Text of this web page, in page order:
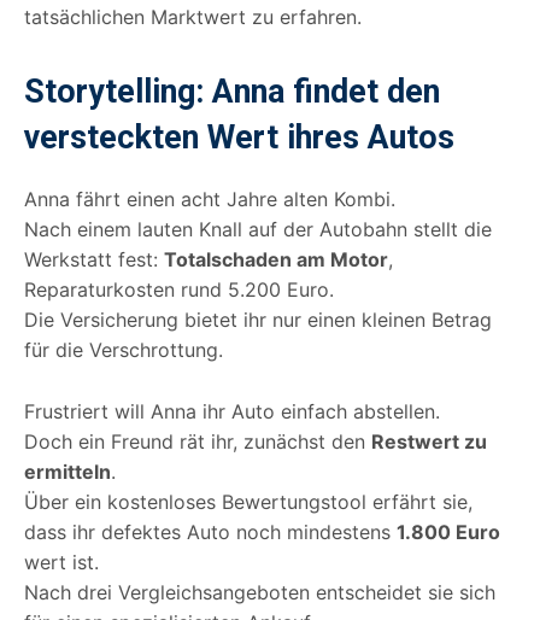
tatsächlichen Marktwert zu erfahren.
Storytelling: Anna findet den
versteckten Wert ihres Autos
Anna fährt einen acht Jahre alten Kombi.
Nach einem lauten Knall auf der Autobahn stellt die
Werkstatt fest: Totalschaden am Motor,
Reparaturkosten rund 5.200 Euro.
Die Versicherung bietet ihr nur einen kleinen Betrag
für die Verschrottung.
Frustriert will Anna ihr Auto einfach abstellen.
Doch ein Freund rät ihr, zunächst den Restwert zu
ermitteln.
Über ein kostenloses Bewertungstool erfährt sie,
dass ihr defektes Auto noch mindestens 1.800 Euro
wert ist.
Nach drei Vergleichsangeboten entscheidet sie sich